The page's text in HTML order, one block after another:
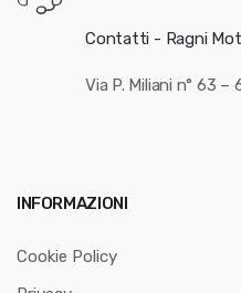
Contatti - Ragni
Via P. Miliani n° 63 –
INFORMAZIONI
Cookie Policy